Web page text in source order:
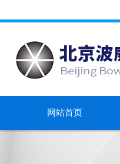
网站首页